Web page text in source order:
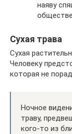
наяву
Сухая трава
Сухая
Человеку
которая не
Ночное
траву,
кого-то из